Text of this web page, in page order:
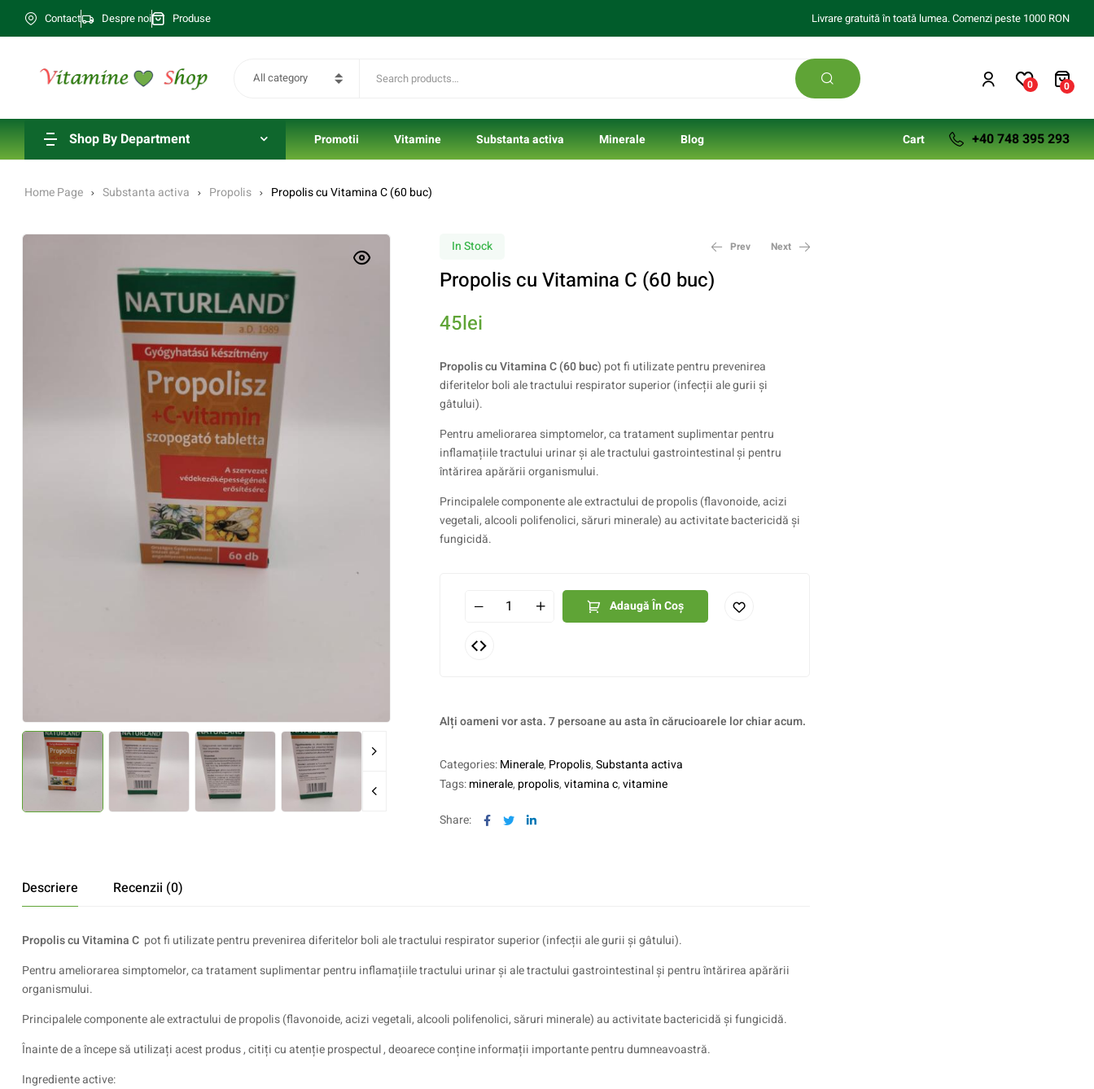
Contact Despre noi Produse Livrare gratuită în toată lumea. Comenzi peste 1000 RON
All category 0 0
Shop By Department Promotii Vitamine Substanta activa Minerale Blog Cart +40 748 395 293
Home Page Substanta activa Propolis Propolis cu Vitamina C (60 buc)
In Stock Prev Next
Propolis cu Vitamina C (60 buc)
45lei
Propolis cu Vitamina C (60 buc) pot fi utilizate pentru prevenirea
diferitelor boli ale tractului respirator superior (infecții ale gurii și
gâtului).
Pentru ameliorarea simptomelor, ca tratament suplimentar pentru
inflamațiile tractului urinar și ale tractului gastrointestinal și pentru
întărirea apărării organismului.
Principalele componente ale extractului de propolis (flavonoide, acizi
vegetali, alcooli polifenolici, săruri minerale) au activitate bactericidă și
fungicidă.
Adaugă În Coș
Alți oameni vor asta. 7 persoane au asta în cărucioarele lor chiar acum.
Categories:Minerale, Propolis,Substanta activa
Tags:minerale, propolis,vitamina c,vitamine
Share: Facebook
TwitterLinkedin
Descriere Recenzii (0)
Propolis cu Vitamina C pot fi utilizate pentru prevenirea diferitelor boli ale tractului respirator superior (infecții ale gurii și gâtului).
Pentru ameliorarea simptomelor, ca tratament suplimentar pentru inflamațiile tractului urinar și ale tractului gastrointestinal și pentru întărirea apărării
organismului.
Principalele componente ale extractului de propolis (flavonoide, acizi vegetali, alcooli polifenolici, săruri minerale) au activitate bactericidă și fungicidă.
Înainte de a începe să utilizați acest produs , citiți cu atenție prospectul , deoarece conține informații importante pentru dumneavoastră.
Ingrediente active: